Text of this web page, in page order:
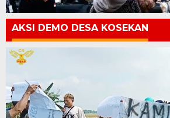
AKSI DEMO DESA KOSEKAN